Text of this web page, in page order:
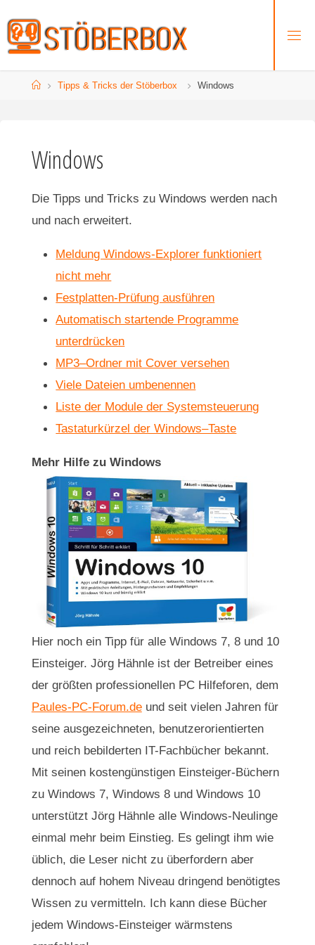
Inhalt
springen
StartTipps & Tricks der Stöberbox Windows
Windows
Die Tipps und Tricks zu Windows werden nach
und nach erweitert.
Meldung Windows-Explorer funktioniert
nicht mehr
Festplatten-Prüfung ausführen
Automatisch startende Programme
unterdrücken
MP3–Ordner mit Cover versehen
Viele Dateien umbenennen
Liste der Module der Systemsteuerung
Tastaturkürzel der Windows–Taste
Mehr Hilfe zu Windows
Hier noch ein Tipp für alle Windows 7, 8 und 10
Einsteiger. Jörg Hähnle ist der Betreiber eines
der größten professionellen PC Hilfeforen, dem
Paules-PC-Forum.deund seit vielen Jahren für
seine ausgezeichneten, benutzerorientierten
und reich bebilderten IT-Fachbücher bekannt.
Mit seinen kostengünstigen Einsteiger-Büchern
zu Windows 7, Windows 8 und Windows 10
unterstützt Jörg Hähnle alle Windows-Neulinge
einmal mehr beim Einstieg. Es gelingt ihm wie
üblich, die Leser nicht zu überfordern aber
dennoch auf hohem Niveau dringend benötigtes
Wissen zu vermitteln. Ich kann diese Bücher
jedem Windows-Einsteiger wärmstens